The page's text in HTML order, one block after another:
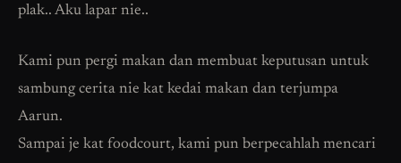
plak.. Aku lapar nie..
Kami pun pergi makan dan membuat keputusan untuk
sambung cerita nie kat kedai makan dan terjumpa
Aarun.
Sampai je kat foodcourt, kami pun berpecahlah mencari